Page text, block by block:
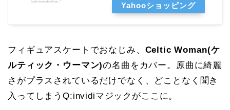
Yahooショッピング
フィギュアスケートでおなじみ、 Celtic Woman(ケ
ルティック・ウーマン)の名曲をカバー。原曲に綺麗
さがプラスされているだけでなく、どことなく聞き
入ってしまうQ:invidiマジックがここに。